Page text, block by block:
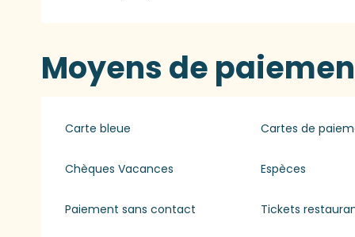
Moyens de
Carte bleue Cartes de
Chèques Vacances Espèces
Paiement sans contact Tickets